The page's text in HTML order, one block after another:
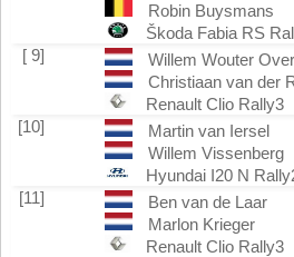
Robin Buysmans
Škoda Fabia RS
[ 9]
Willem Wouter
Christiaan van der
Renault Clio Rally3
[10]
Martin van Iersel
Willem Vissenberg
Hyundai I20 N
[11]
Ben van de Laar
Marlon Krieger
Renault Clio Rally3